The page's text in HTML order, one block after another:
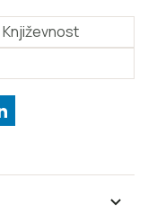
Književnost